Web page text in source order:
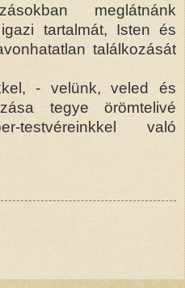
meglátnánk
tartalmát, Isten és
találkozását
- velünk, veled és
tegye örömtelivé
testvéreinkkel való